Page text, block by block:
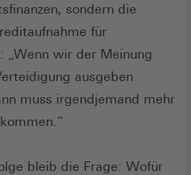
sondern die
für
„Wenn wir der Meinung
ausgeben
muss irgendjemand mehr
bleib die Frage: Wofür